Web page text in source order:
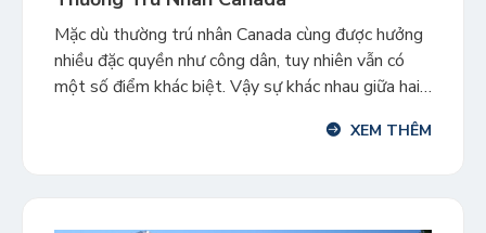
Mặc dù thường trú nhân Canada cùng được hưởng
nhiều đặc quyền như công dân, tuy nhiên vẫn có
một số điểm khác biệt. Vậy sự khác nhau giữa hai
là người được cấp tư cách thường trú hợp pháp
XEM THÊM